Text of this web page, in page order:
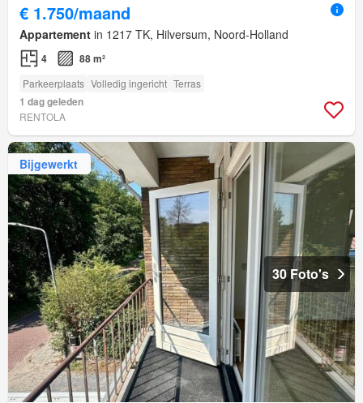
€ 1.750/maand
Appartement in 1217 TK, Hilversum, Noord-Holland
4 88 m²
Parkeerplaats Volledig ingericht Terras
1 dag geleden
RENTOLA
Bijgewerkt
30 Foto's